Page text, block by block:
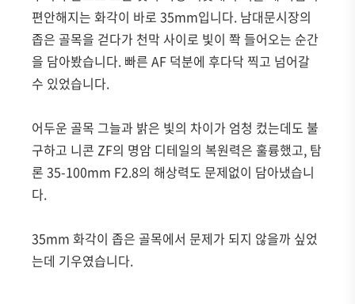
편안해지는 화각이 바로 35mm입니다. 남대문시장의
좁은 골목을 걷다가 천막 사이로 빛이 쫙 들어오는 순간
을 담아봤습니다. 빠른 AF 덕분에 후다닥 찍고 넘어갈
수 있었습니다.
어두운 골목 그늘과 밝은 빛의 차이가 엄청 컸는데도 불
구하고 니콘 ZF의 명암 디테일의 복원력은 훌륭했고, 탐
론 35-100mm F2.8의 해상력도 문제없이 담아냈습니
다.
35mm 화각이 좁은 골목에서 문제가 되지 않을까 싶었
는데 기우였습니다.